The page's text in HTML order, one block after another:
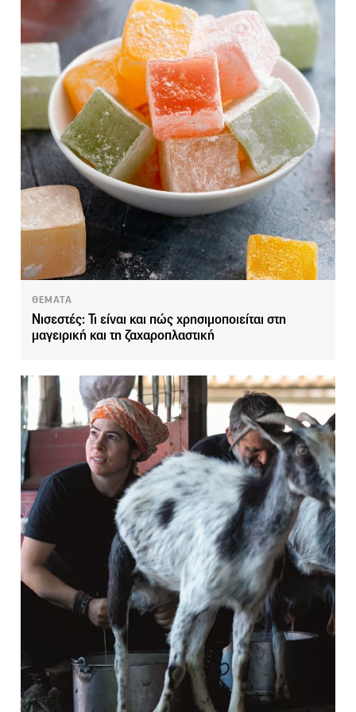
ΘΕΜΑΤΑ
Νισεστές: Τι είναι και πώς χρησιμοποιείται στη
μαγειρική και τη ζαχαροπλαστική